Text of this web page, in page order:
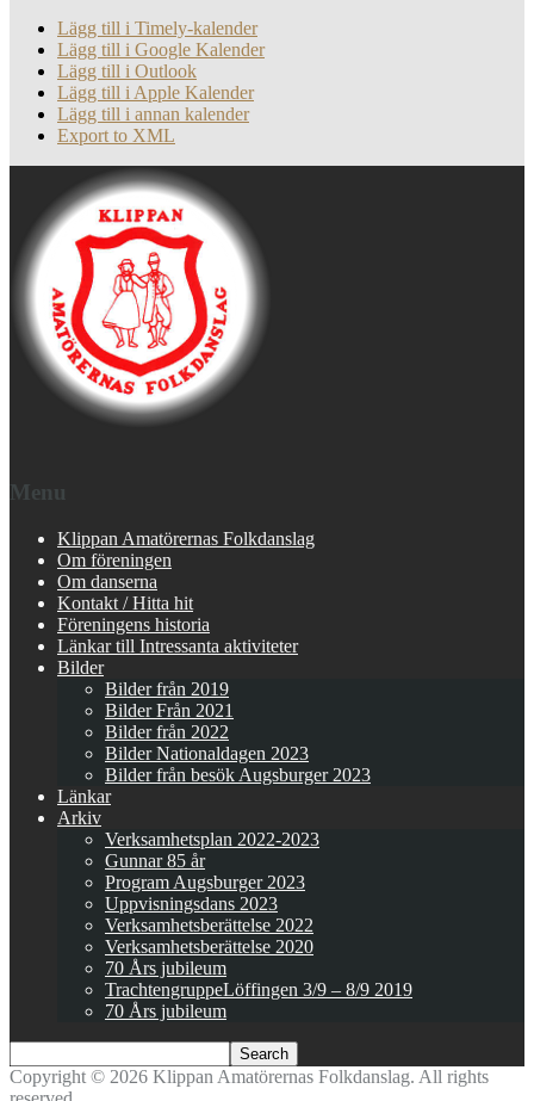
Lägg till i Timely-kalender
Lägg till i Google Kalender
Lägg till i Outlook
Lägg till i Apple Kalender
Lägg till i annan kalender
Export to XML
Menu
Klippan Amatörernas Folkdanslag
Om föreningen
Om danserna
Kontakt / Hitta hit
Föreningens historia
Länkar till Intressanta aktiviteter
Bilder
Bilder från 2019
Bilder Från 2021
Bilder från 2022
Bilder Nationaldagen 2023
Bilder från besök Augsburger 2023
Länkar
Arkiv
Verksamhetsplan 2022-2023
Gunnar 85 år
Program Augsburger 2023
Uppvisningsdans 2023
Verksamhetsberättelse 2022
Verksamhetsberättelse 2020
70 Års jubileum
TrachtengruppeLöffingen 3/9 – 8/9 2019
70 Års jubileum
Copyright © 2026 Klippan Amatörernas Folkdanslag. All rights